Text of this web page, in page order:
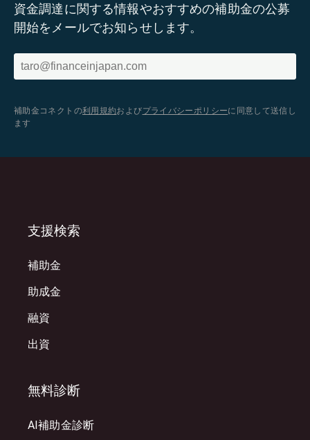
資金調達に関する情報やおすすめの補助金の公募
開始をメールでお知らせします。
補助金コネクトの利用規約およびプライバシーポリシーに同意して送信し
ます
支援検索
補助金
助成金
融資
出資
無料診断
AI補助金診断